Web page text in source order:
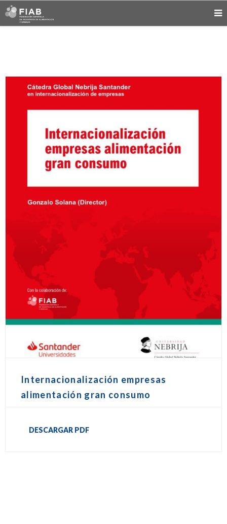
Internacionalización empresas
alimentación gran consumo
DESCARGAR PDF